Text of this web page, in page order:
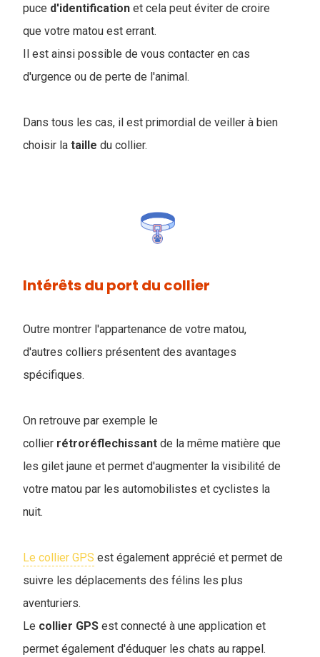
puce d'identification et cela peut éviter de croire
que votre matou est errant.
Il est ainsi possible de vous contacter en cas
d'urgence ou de perte de l'animal.
Dans tous les cas, il est primordial de veiller à bien
choisir la taille du collier.
Intérêts du port du collier
Outre montrer l'appartenance de votre matou,
d'autres colliers présentent des avantages
spécifiques.
On retrouve par exemple le
collier rétroréflechissant de la même matière que
les gilet jaune et permet d'augmenter la visibilité de
votre matou par les automobilistes et cyclistes la
nuit.
Le collier GPS est également apprécié et permet de
suivre les déplacements des félins les plus
aventuriers.
Le collier GPS est connecté à une application et
permet également d'éduquer les chats au rappel.